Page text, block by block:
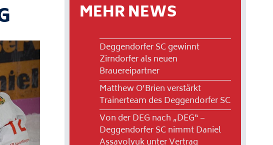
MEHR NEWS
Deggendorfer SC gewinnt
Zirndorfer als neuen
Brauereipartner
Matthew O’Brien verstärkt
Trainerteam des Deggendorfer SC
Von der DEG nach „DEG“ –
Deggendorfer SC nimmt Daniel